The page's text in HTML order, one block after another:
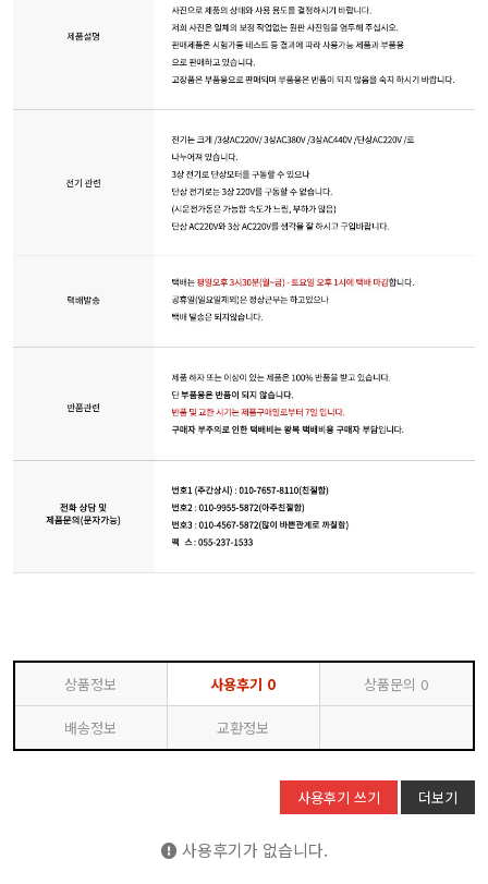
상품정보 사용후기 0 상품문의 0
배송정보 교환정보
사용후기 쓰기 더보기
사용후기가 없습니다.